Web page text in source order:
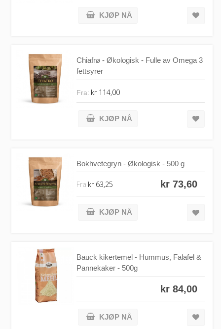
KJØP NÅ
Chiafrø - Økologisk - Fulle av Omega 3
fettsyrer
Fra: kr 114,00
KJØP NÅ
Bokhvetegryn - Økologisk - 500 g
kr 73,60
Fra kr 63,25
KJØP NÅ
Bauck kikertemel - Hummus, Falafel &
Pannekaker - 500g
kr 84,00
KJØP NÅ